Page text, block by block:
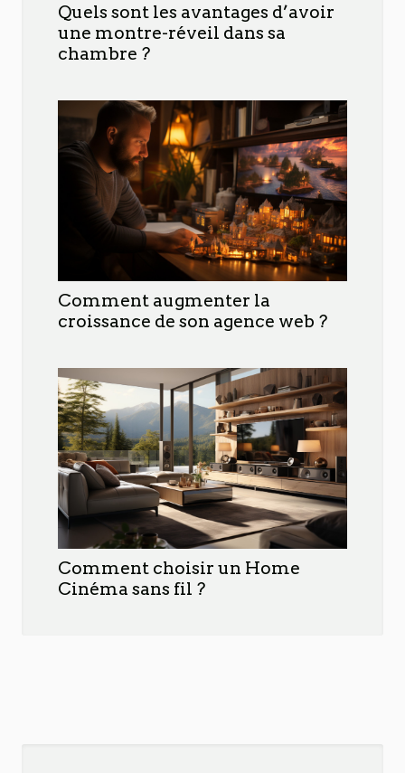
Quels sont les avantages d’avoir
une montre-réveil dans sa
chambre ?
Comment augmenter la
croissance de son agence web ?
Comment choisir un Home
Cinéma sans fil ?